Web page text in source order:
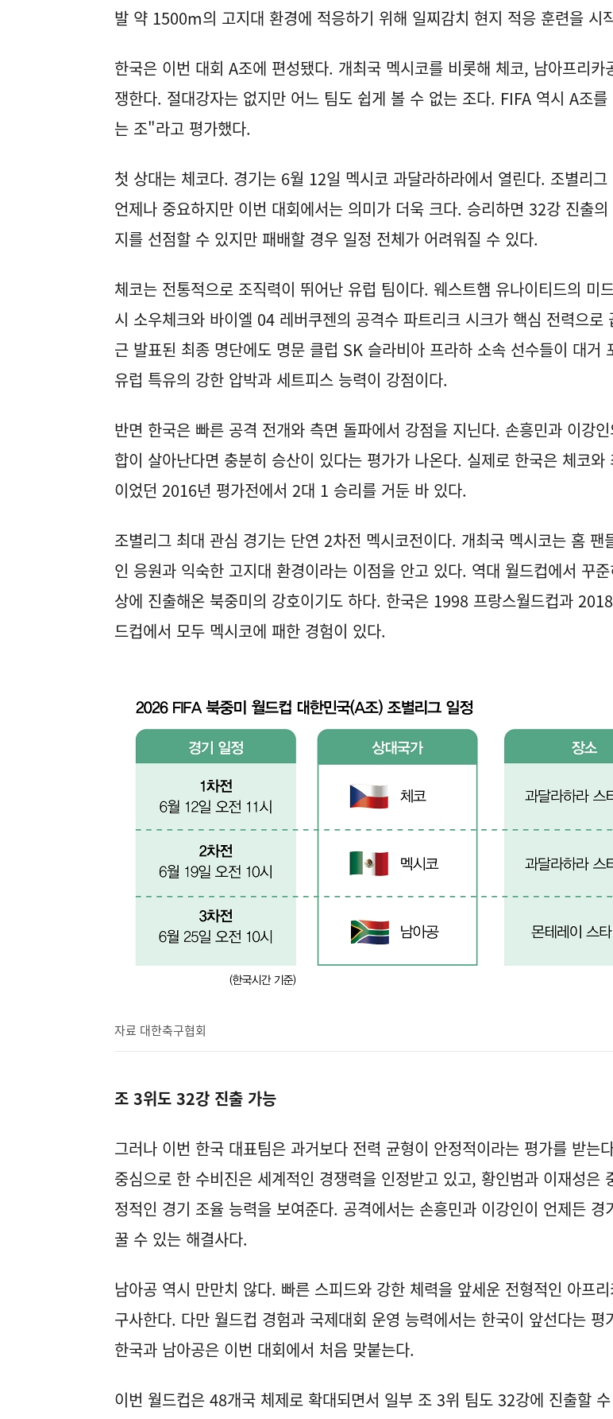
발 약 1500m의 고지대 환경에 적응하기 위해 일찌감치 현지 적응 훈련을 시
한국은 이번 대회 A조에 편성됐다. 개최국 멕시코를 비롯해 체코, 남아프리카
쟁한다. 절대강자는 없지만 어느 팀도 쉽게 볼 수 없는 조다. FIFA 역시 A조
는 조"라고 평가했다.
첫 상대는 체코다. 경기는 6월 12일 멕시코 과달라하라에서 열린다. 조별리
언제나 중요하지만 이번 대회에서는 의미가 더욱 크다. 승리하면 32강 진출
지를 선점할 수 있지만 패배할 경우 일정 전체가 어려워질 수 있다.
체코는 전통적으로 조직력이 뛰어난 유럽 팀이다. 웨스트햄 유나이티드의 미
시 소우체크와 바이엘 04 레버쿠젠의 공격수 파트리크 시크가 핵심 전력으로
근 발표된 최종 명단에도 명문 클럽 SK 슬라비아 프라하 소속 선수들이 대거
유럽 특유의 강한 압박과 세트피스 능력이 강점이다.
반면 한국은 빠른 공격 전개와 측면 돌파에서 강점을 지닌다. 손흥민과 이강
합이 살아난다면 충분히 승산이 있다는 평가가 나온다. 실제로 한국은 체코와
이었던 2016년 평가전에서 2대 1 승리를 거둔 바 있다.
조별리그 최대 관심 경기는 단연 2차전 멕시코전이다. 개최국 멕시코는 홈 팬
인 응원과 익숙한 고지대 환경이라는 이점을 안고 있다. 역대 월드컵에서 꾸
상에 진출해온 북중미의 강호이기도 하다. 한국은 1998 프랑스월드컵과
드컵에서 모두 멕시코에 패한 경험이 있다.
자료 대한축구협회
조 3위도 32강 진출 가능
그러나 이번 한국 대표팀은 과거보다 전력 균형이 안정적이라는 평가를 받는
중심으로 한 수비진은 세계적인 경쟁력을 인정받고 있고, 황인범과 이재성은
정적인 경기 조율 능력을 보여준다. 공격에서는 손흥민과 이강인이 언제든 경
꿀 수 있는 해결사다.
남아공 역시 만만치 않다. 빠른 스피드와 강한 체력을 앞세운 전형적인 아프
구사한다. 다만 월드컵 경험과 국제대회 운영 능력에서는 한국이 앞선다는 평
한국과 남아공은 이번 대회에서 처음 맞붙는다.
이번 월드컵은 48개국 체제로 확대되면서 일부 조 3위 팀도 32강에 진출할